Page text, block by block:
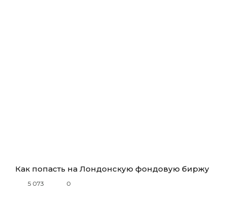
Как попасть на Лондонскую фондовую биржу
5 073 0